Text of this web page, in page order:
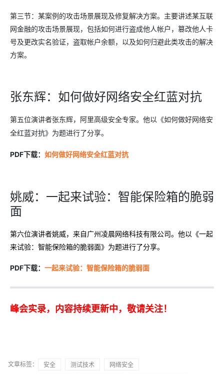
第三节：某案例的攻击场景展现及修复解决方案。主要讲述某互联
网金融的攻击场景展现，包括如何进行盗成他人帐户，篡改他人卡
号及更改实名验证，盗取帐户余额，以及如何归避此类攻击的解决
方案。
张东辉： 如何做好网络安全红蓝对抗
第五位演讲者张东辉，阿里高级安全专家。他以《如何做好网络安
全红蓝对抗》为题进行了分享。
PDF下载： 如何做好网络安全红蓝对抗
姚威： 一起来试验：智能保险箱的脆弱
面
第六位演讲者姚威，来自广州凌晨网络科技有限公司。他以《一起
来试验：智能保险箱的脆弱面》为题进行了分享。
PDF下载： 一起来试验：智能保险箱的脆弱面
峰会实录，内容持续更新中，敬请关注！
文章标签： 安全 测试技术
网络安全